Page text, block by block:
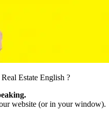
Estate English ?
website (or in your window).